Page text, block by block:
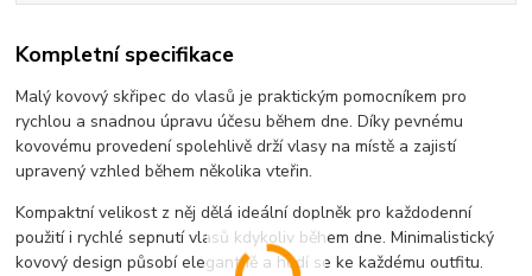
Kompletní specifikace
Malý kovový skřipec do vlasů je praktickým pomocníkem pro
rychlou a snadnou úpravu účesu během dne. Díky pevnému
kovovému provedení spolehlivě drží vlasy na místě a zajistí
upravený vzhled během několika vteřin.
Kompaktní velikost z něj dělá ideální doplněk pro každodenní
použití i rychlé sepnutí vlasů kdykoliv během dne. Minimalistický
kovový design působí elegantně a hodí se ke každému outfitu.